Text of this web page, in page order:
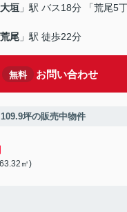
大垣 」駅 バス18分 「荒尾5
荒尾 」駅 徒歩22分
無料 お問い合わせ
坪の販売中物件
㎡)